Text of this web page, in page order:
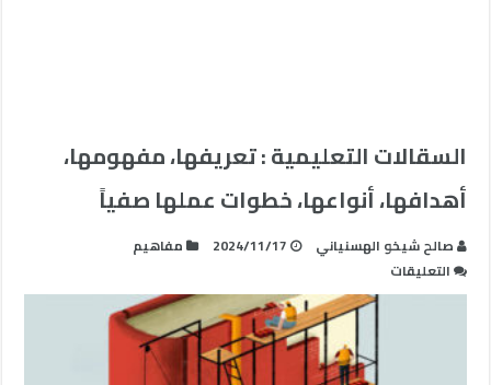
السقالات التعليمية : تعريفها، مفهومها،
أهدافها، أنواعها، خطوات عملها صفياً
صالح شيخو الهسنياني 2024/11/17
مفاهيم
التعليقات
السقالات
التعليمية
تعريفها،